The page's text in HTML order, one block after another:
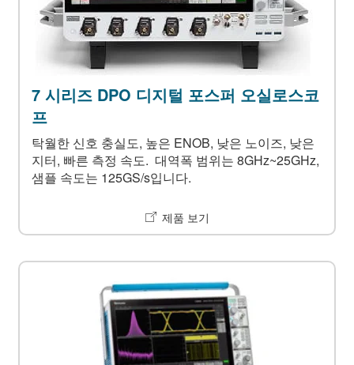
7 시리즈 DPO 디지털 포스퍼 오실로스코
프
탁월한 신호 충실도, 높은 ENOB, 낮은 노이즈, 낮은
지터, 빠른 측정 속도. 대역폭 범위는 8GHz~25GHz,
샘플 속도는 125GS/s입니다.
제품 보기